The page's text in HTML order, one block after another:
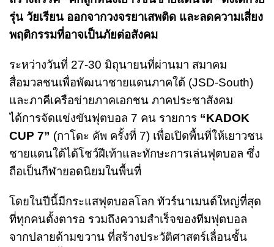
รุ่น วัยเรียน ออกจากวงจรยาเสพติด และลดความเสี่ยง
พฤติกรรมที่อาจเป็นภัยต่อสังคม
ระหว่างวันที่ 27-30 มิถุนายนที่ผ่านมา สมาคม
สื่อมวลชนเพื่อพัฒนาชายแดนภาคใต้ (JSD-South)
และภาคีเครือข่ายภาคเอกชน ภาคประชาสังคม
ได้การจัดแข่งขันฟุตบอล 7 คน รายการ “KADOK
CUP 7” (กาโดะ คัพ ครั้งที่ 7) เพื่อเปิดพื้นที่ให้เยาวชน
ชายแดนใต้ได้โชว์ฝีเท้าและทักษะการเล่นฟุตบอล ซึ่ง
ถือเป็นกีฬายอดนิยมในพื้นที่
โดยในปีนี้มีกระแสฟุตบอลโลก ทัวร์นาเมนต์ใหญ่ที่สุด
ที่ทุกคนตั้งตารอ รวมถึงความสำเร็จของทีมฟุตบอล
จากปลายด้ามขวาน ที่สร้างประวัติศาสตร์เลื่อนชั้น